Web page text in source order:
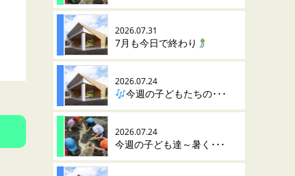
2026.07.31
7月も今日で終わり
2026.07.24
今週の子どもたちの･･･
2026.07.24
今週の子ども達～暑く･･･